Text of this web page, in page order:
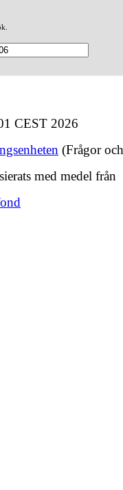
CEST 2026
(Frågor
med medel från